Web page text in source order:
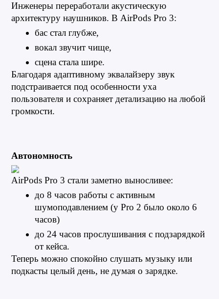
Инженеры переработали акустическую
архитектуру наушников. В AirPods Pro 3:
бас стал глубже,
вокал звучит чище,
сцена стала шире.
Благодаря адаптивному эквалайзеру звук
подстраивается под особенности уха
пользователя и сохраняет детализацию на любой
громкости.
Автономность
AirPods Pro 3 стали заметно выносливее:
до 8 часов работы с активным
шумоподавлением (у Pro 2 было около 6
часов)
до 24 часов прослушивания с подзарядкой
от кейса.
Теперь можно спокойно слушать музыку или
подкасты целый день, не думая о зарядке.